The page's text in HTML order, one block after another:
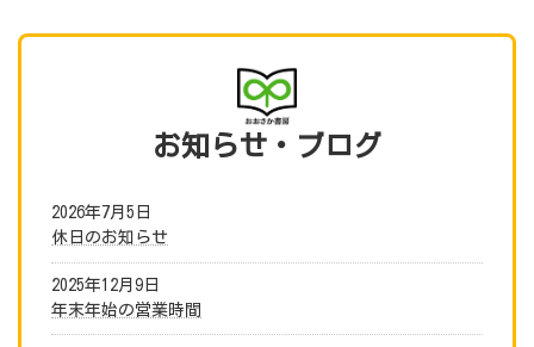
お知らせ ・ブログ
2026年7月5日
休日のお知らせ
2025年12月9日
年末年始の営業時間